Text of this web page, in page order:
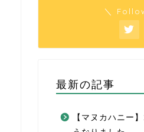
＼
最新の記事
【マヌカハニー